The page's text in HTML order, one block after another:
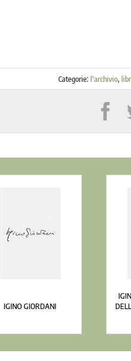
Categorie:l'archivio,
IGINO GIORDANI